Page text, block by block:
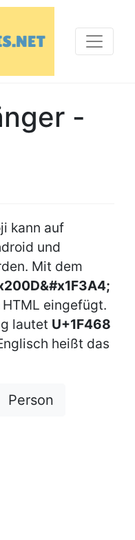
-
kann auf
und
Mit dem
eingefügt.
lautet U+1F468
heißt das
Person